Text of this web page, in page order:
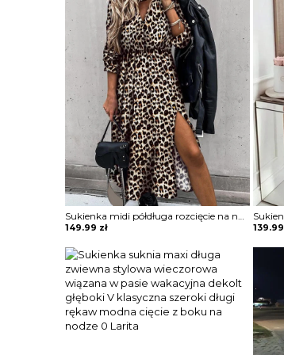
Sukienka midi półdługa rozcięcie na nogę marszczona w talii podkreślona talia koszulowa kołnierzyk dekolt v mankiety długi rękaw panterka cętki Lonna
149.99 zł 139.99